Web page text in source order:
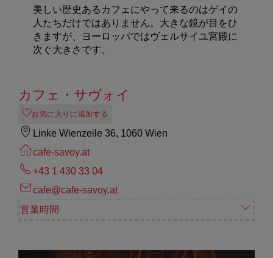
美しい歴史あるカフェにやって来るのはゲイの
人たちだけではありません。大きな鏡が目をひ
きますが、ヨーロッパではヴェルサイユ宮殿に
次ぐ大きさです。
カフェ・サヴォイ
お気に入りに追加する
Linke Wienzeile 36, 1060 Wien
cafe-savoy.at
+43 1 430 33 04
cafe@cafe-savoy.at
営業時間